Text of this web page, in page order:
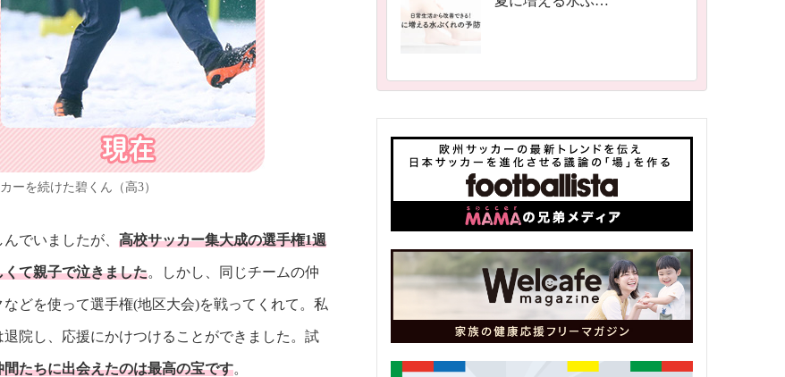
ーを続けた碧くん（高3）
でいましたが、 高校サッカー集大成の選手権1週
て親子で泣きました。しかし、同じチームの仲
どを使って選手権(地区大会)を戦ってくれて。私
院し、応援にかけつけることができました。試
たちに出会えたのは最高の宝です。